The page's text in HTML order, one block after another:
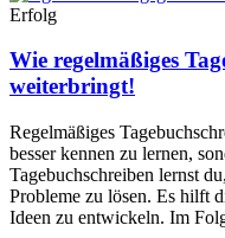
Erfolg
Wie regelmäßiges
weiterbringt!
Regelmäßiges
besser kennen zu lernen,
Tagebuchschreiben lernst
Probleme zu lösen. Es hilft
Ideen zu entwickeln. Im